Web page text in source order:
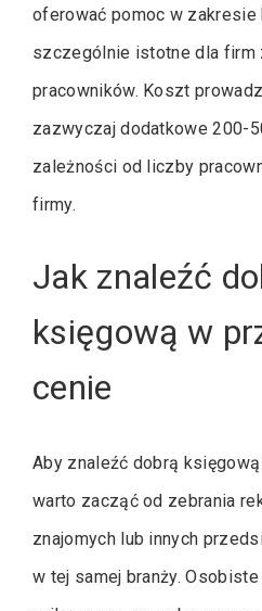
oferować pomoc w zakresie
szczególnie istotne dla firm
pracowników. Koszt
zazwyczaj dodatkowe 200-
zależności od liczby
firmy.
Jak znaleźć
księgową w
cenie
Aby znaleźć dobrą
warto zacząć od zebrania
znajomych lub innych
w tej samej branży.